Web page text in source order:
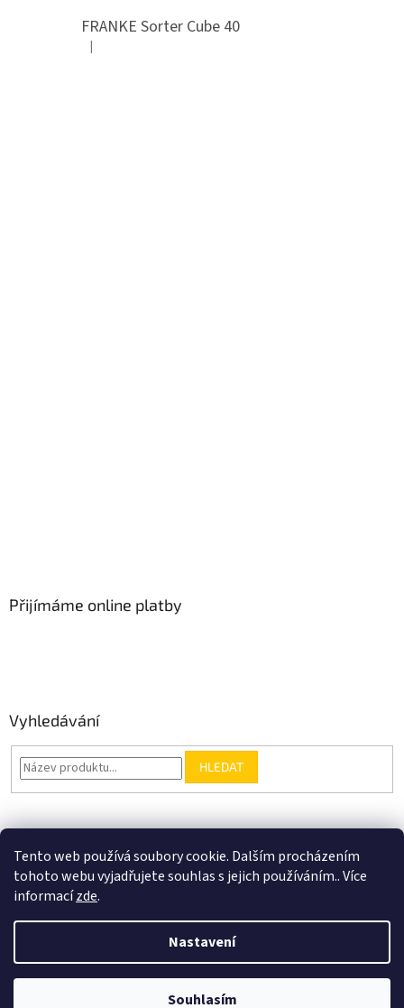
Tento web používá soubory cookie. Dalším procházením
tohoto webu vyjadřujete souhlas s jejich používáním.. Více
informacízde.
Nastavení
Souhlasím
Slevy 20% po registrované živnostníky. Doprava zdarma od 2000Kč u
FRANKE Sorter Cube 40
Hodnocení produktu je 3 z 5 hvězdiček.
|
Přijímáme online platby
Vyhledávání
HLEDAT
0KS /0 KČ
Vytvořil Shoptet
FAVESHOP. Všechna práva vyhrazena.